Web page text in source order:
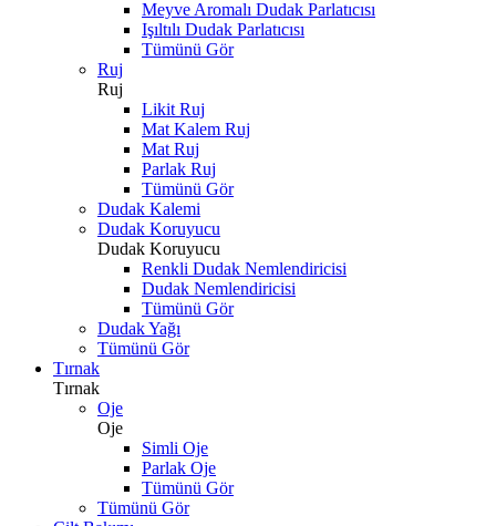
Meyve Aromalı Dudak Parlatıcısı
Işıltılı Dudak Parlatıcısı
Tümünü Gör
Ruj
Ruj
Likit Ruj
Mat Kalem Ruj
Mat Ruj
Parlak Ruj
Tümünü Gör
Dudak Kalemi
Dudak Koruyucu
Dudak Koruyucu
Renkli Dudak Nemlendiricisi
Dudak Nemlendiricisi
Tümünü Gör
Dudak Yağı
Tümünü Gör
Tırnak
Tırnak
Oje
Oje
Simli Oje
Parlak Oje
Tümünü Gör
Tümünü Gör